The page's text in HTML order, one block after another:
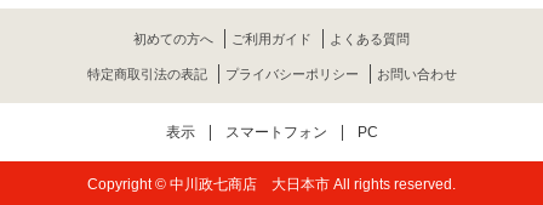
初めての方へ ご利用ガイド よくある質問
特定商取引法の表記 プライバシーポリシー お問い合わせ
表示 スマートフォン PC
Copyright © 中川政七商店 大日本市 All rights reserved.